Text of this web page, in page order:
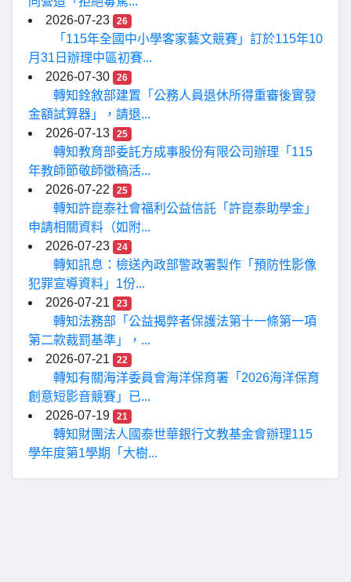
2026-07-23
26
「115年全國中小學客家藝文競賽」訂於115年10
月31日辦理中區初賽...
2026-07-30
26
轉知銓敘部建置「公務人員退休所得重審後實發
金額試算器」，請退...
2026-07-13
25
轉知教育部委託方成事股份有限公司辦理「115
年教師節敬師徵稿活...
2026-07-22
25
轉知許崑泰社會福利公益信託「許崑泰助學金」
申請相關資料（如附...
2026-07-23
24
轉知訊息：檢送內政部警政署製作「預防性影像
犯罪宣導資料」1份...
2026-07-21
23
轉知法務部「公益揭弊者保護法第十一條第一項
第二款裁罰基準」，...
2026-07-21
22
轉知有關海洋委員會海洋保育署「2026海洋保育
創意短影音競賽」已...
2026-07-19
21
轉知財團法人國泰世華銀行文教基金會辦理115
學年度第1學期「大樹...